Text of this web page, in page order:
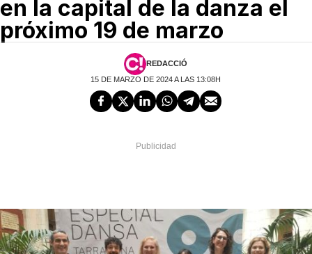
en la capital de la danza el
próximo 19 de marzo
REDACCIÓ
15 DE MARZO DE 2024 A LAS 13:08H